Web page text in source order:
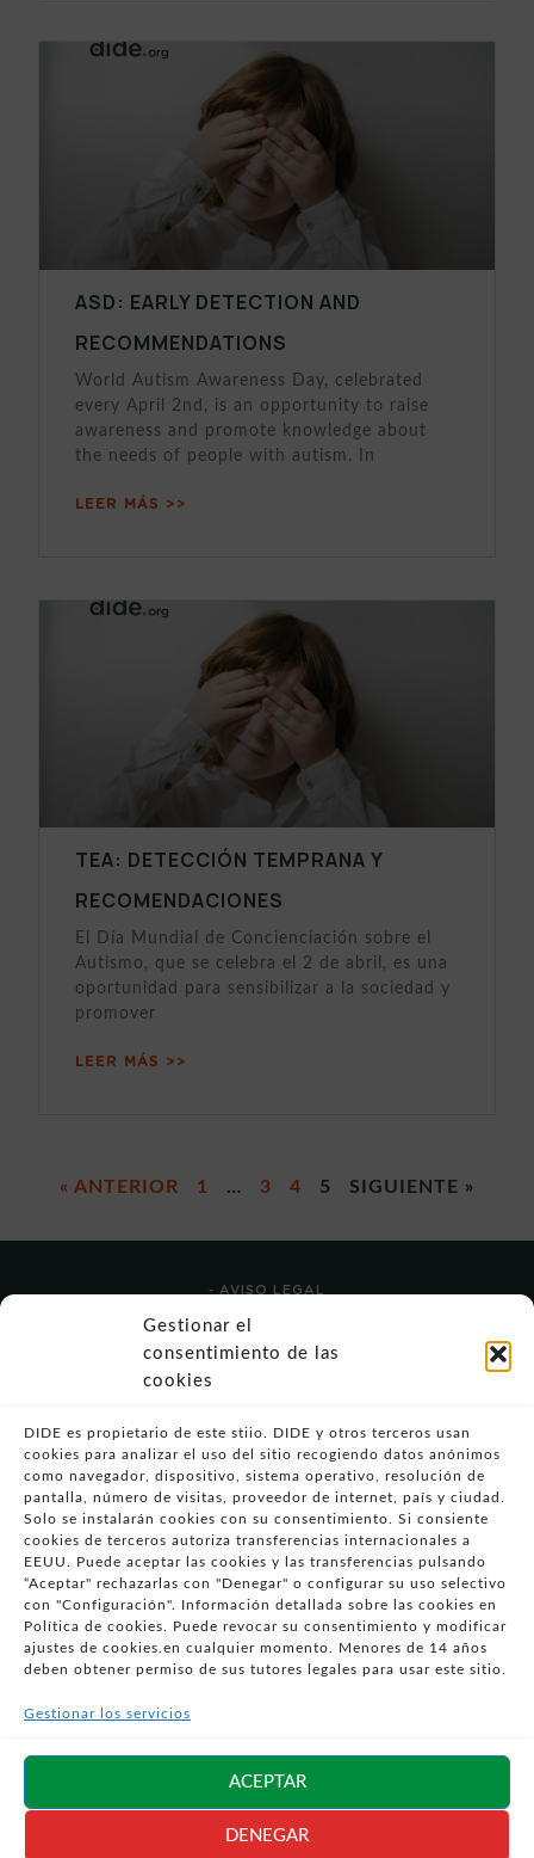
Gestionar el
consentimiento de las
cookies
DIDE es propietario de este stiio. DIDE y otros terceros usan
cookies para analizar el uso del sitio recogiendo datos anónimos
como navegador, dispositivo, sistema operativo, resolución de
pantalla, número de visitas, proveedor de internet, país y ciudad.
Solo se instalarán cookies con su consentimiento. Si consiente
cookies de terceros autoriza transferencias internacionales a
EEUU. Puede aceptar las cookies y las transferencias pulsando
“Aceptar" rechazarlas con "Denegar" o configurar su uso selectivo
con "Configuración". Información detallada sobre las cookies en
Política de cookies. Puede revocar su consentimiento y modificar
ajustes de cookies.en cualquier momento. Menores de 14 años
deben obtener permiso de sus tutores legales para usar este sitio.
Gestionar los servicios
ACEPTAR
DENEGAR
ASD: EARLY DETECTION AND
RECOMMENDATIONS
World Autism Awareness Day, celebrated
every April 2nd, is an opportunity to raise
awareness and promote knowledge about
the needs of people with autism. In
LEER MÁS >>
TEA: DETECCIÓN TEMPRANA Y
RECOMENDACIONES
El Día Mundial de Concienciación sobre el
Autismo, que se celebra el 2 de abril, es una
oportunidad para sensibilizar a la sociedad y
promover
LEER MÁS >>
« ANTERIOR 1 … 3 4 5 SIGUIENTE »
- AVISO LEGAL
- POLÍTICA DE USO
- POLÍTICA DE PRIVACIDAD
- POLÍTICA DE COOKIES (UE)
VULNERABILIDADES
- CONDICIONES PARTICULARES DE COMPRA
- GUÍA DE COMPRA
- GUÍA DE PRIVACIDAD
- DESISTIMIENTO
- ATENCIÓN AL CLIENTE
- PRESENCIA EN MEDIOS
Síguenos en
redes sociales